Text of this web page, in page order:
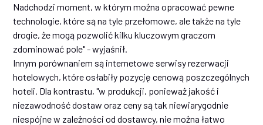
Nadchodzi moment, w którym można opracować pewne
technologie, które są na tyle przełomowe, ale także na tyle
drogie, że mogą pozwolić kilku kluczowym graczom
zdominować pole" - wyjaśnił.
Innym porównaniem są internetowe serwisy rezerwacji
hotelowych, które osłabiły pozycję cenową poszczególnych
hoteli. Dla kontrastu, "w produkcji, ponieważ jakość i
niezawodność dostaw oraz ceny są tak niewiarygodnie
niespójne w zależności od dostawcy, nie można łatwo